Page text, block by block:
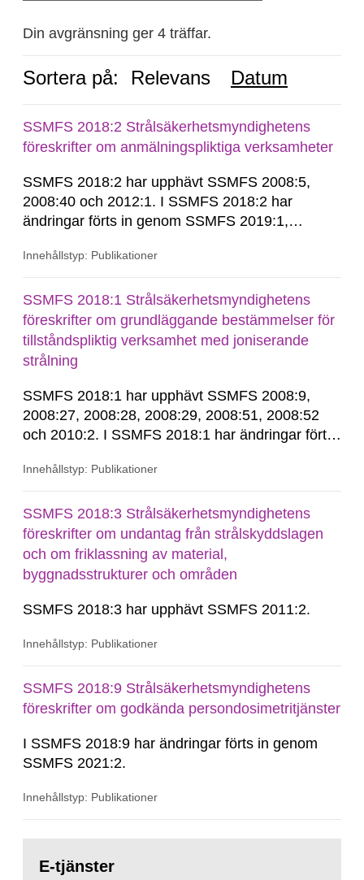
Din avgränsning ger 4 träffar.
Sortera på: Relevans Datum
SSMFS 2018:2 Strålsäkerhetsmyndighetens
föreskrifter om anmälningspliktiga verksamheter
SSMFS 2018:2 har upphävt SSMFS 2008:5,
2008:40 och 2012:1. I SSMFS 2018:2 har
ändringar förts in genom SSMFS 2019:1,
Innehållstyp: Publikationer
SSMFS 2018:1 Strålsäkerhetsmyndighetens
föreskrifter om grundläggande bestämmelser för
tillståndspliktig verksamhet med joniserande
strålning
SSMFS 2018:1 har upphävt SSMFS 2008:9,
2008:27, 2008:28, 2008:29, 2008:51, 2008:52
och 2010:2. I SSMFS 2018:1 har ändringar förts
SSMFS 2022:14, SSMFS 2024:2 och SSMFS
Innehållstyp: Publikationer
SSMFS 2018:3 Strålsäkerhetsmyndighetens
föreskrifter om undantag från strålskyddslagen
och om friklassning av material,
byggnadsstrukturer och områden
SSMFS 2018:3 har upphävt SSMFS 2011:2.
Innehållstyp: Publikationer
SSMFS 2018:9 Strålsäkerhetsmyndighetens
föreskrifter om godkända persondosimetritjänster
I SSMFS 2018:9 har ändringar förts in genom
SSMFS 2021:2.
Innehållstyp: Publikationer
sida:E-tjänster